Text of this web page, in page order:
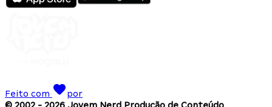
Feito com
por
© 2002 - 2026 Jovem Nerd Produção de Conteúdo